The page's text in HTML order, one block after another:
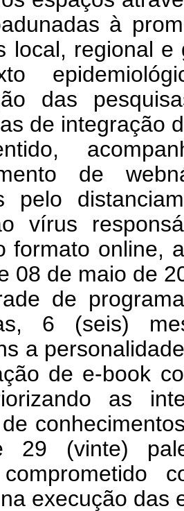
à
local, regional
das
de integração
de
pelo
vírus
formato online,
08 de maio de
de
6 (seis)
a
de e-book
as
29 (vinte)
execução das